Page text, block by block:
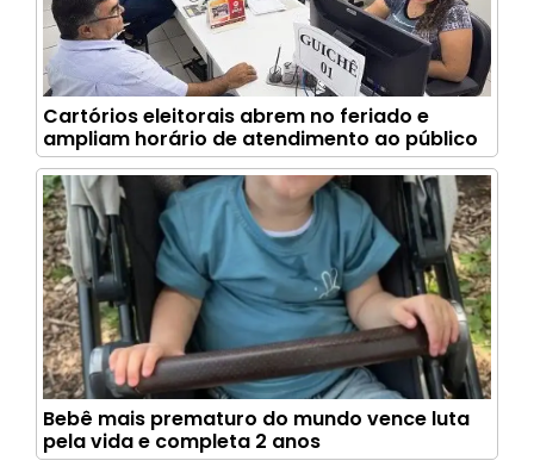
Cartórios eleitorais abrem no feriado e
ampliam horário de atendimento ao público
Bebê mais prematuro do mundo vence luta
pela vida e completa 2 anos